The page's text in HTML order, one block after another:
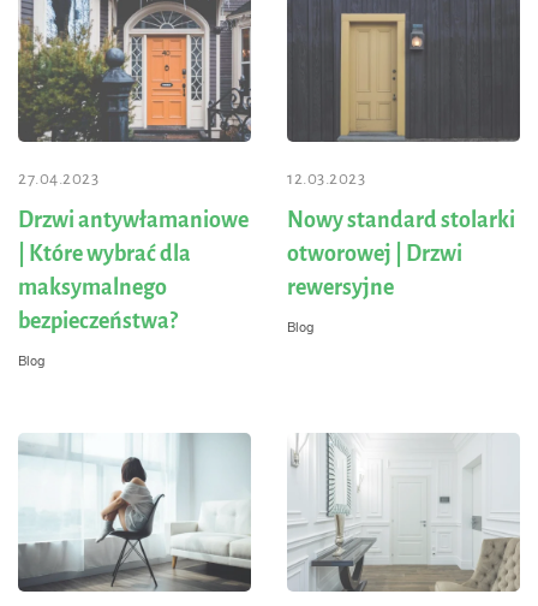
27.04.2023
Drzwi antywłamaniowe
| Które wybrać dla
maksymalnego
bezpieczeństwa?
Blog
12.03.2023
Nowy standard stolarki
otworowej | Drzwi
rewersyjne
Blog